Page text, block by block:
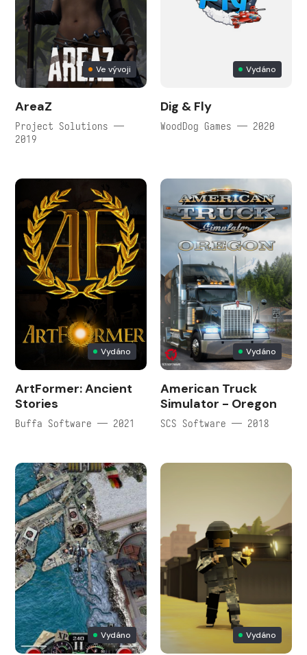
Ve vývoji
AreaZ
Project Solutions —
2019
Vydáno
Dig & Fly
WoodDog Games — 2020
Vydáno
ArtFormer: Ancient
Stories
Buffa Software — 2021
Vydáno
American Truck
Simulator - Oregon
SCS Software — 2018
Vydáno Vydáno